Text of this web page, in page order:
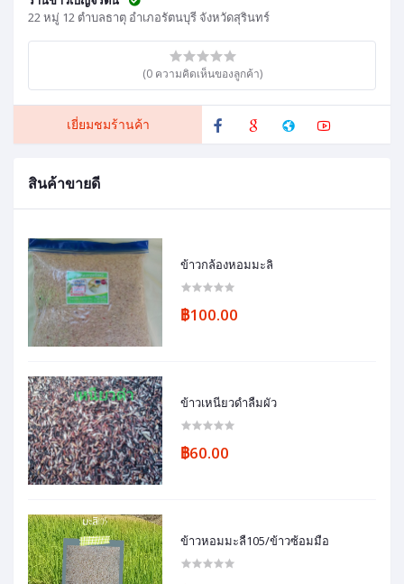
22 หมู่ 12 ตำบลธาตุ อำเภอรัตนบุรี จังหวัดสุรินทร์
(0 ความคิดเห็นของลูกค้า)
เยี่ยมชมร้านค้า
สินค้าขายดี
ข้าวกล้องหอมมะลิ
฿100.00
ข้าวเหนียวดำลืมผัว
฿60.00
ข้าวหอมมะลื105/ข้าวซ้อมมือ